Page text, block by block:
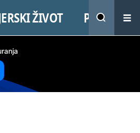
ŽIVOT PROMO